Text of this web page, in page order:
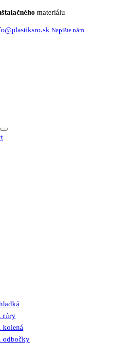
materiálu
Napíšte nám
rúry
kolená
odbočky